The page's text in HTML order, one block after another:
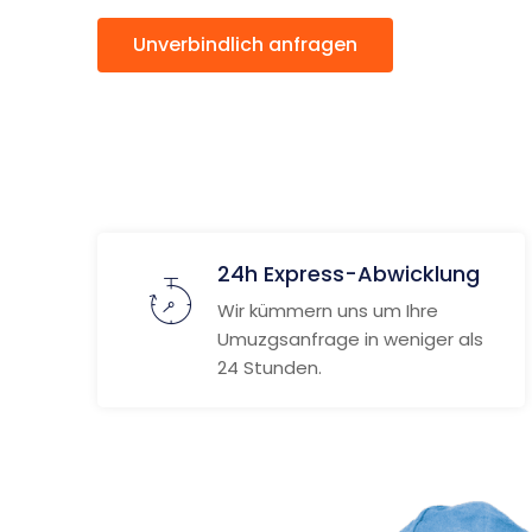
Unverbindlich anfragen
24h Express-Abwicklung
Wir kümmern uns um Ihre
Umuzgsanfrage in weniger als
24 Stunden.